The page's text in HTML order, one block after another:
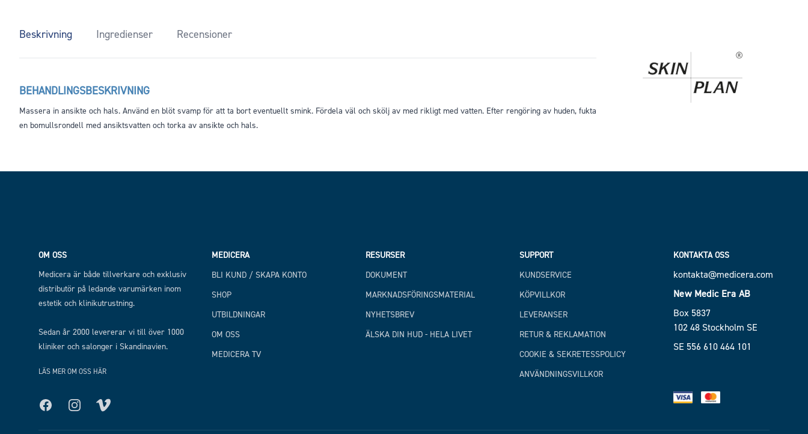
Beskrivning Ingredienser Recensioner
BEHANDLINGSBESKRIVNING
Massera in ansikte och hals. Använd en blöt svamp för att ta bort eventuellt smink. Fördela väl och skölj av med rikligt med vatten. Efter rengöring av huden, fukta
en bomullsrondell med ansiktsvatten och torka av ansikte och hals.
OM OSS
Medicera är både tillverkare och exklusiv
distributör på ledande varumärken inom
estetik och klinikutrustning.
Sedan år 2000 levererar vi till över 1000
kliniker och salonger i Skandinavien.
LÄS MER OM OSS HÄR
FacebookInstagram
MEDICERA
BLI KUND / SKAPA KONTO
SHOP
UTBILDNINGAR
OM OSS
MEDICERA TV
RESURSER
DOKUMENT
MARKNADSFÖRINGSMATERIAL
NYHETSBREV
ÄLSKA DIN HUD - HELA LIVET
SUPPORT
KUNDSERVICE
KÖPVILLKOR
LEVERANSER
RETUR & REKLAMATION
COOKIE & SEKRETESSPOLICY
ANVÄNDNINGSVILLKOR
KONTAKTA OSS
kontakta@medicera.com
New Medic Era AB
Box 5837
102 48 Stockholm SE
SE 556 610 464 101